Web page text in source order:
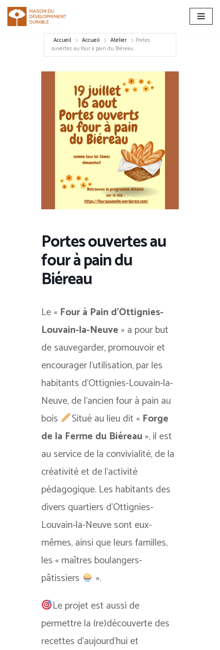
Aller
Accueil Accueil Atelier
Portes
ouvertes au four à pain du Biéreau
Portes ouvertes au
four à pain du
Biéreau
Le « Four à Pain d’Ottignies-
Louvain-la-Neuve» a pour but
de sauvegarder, promouvoir et
encourager l’utilisation, par les
habitants d’Ottignies-Louvain-la-
Neuve, de l’ancien four à pain au
bois
Situé au lieu dit « Forge
de la Ferme du Biéreau», il est
au service de la convivialité, de la
créativité et de l’activité
pédagogique. Les habitants des
divers quartiers d’Ottignies-
Louvain-la-Neuve sont eux-
mêmes, ainsi que leurs familles,
les « maîtres boulangers-
pâtissiers
».
Le projet est aussi de
permettre la (re)découverte des
recettes d’aujourd’hui et